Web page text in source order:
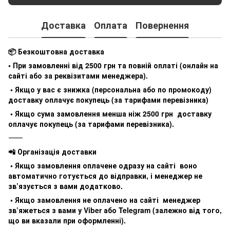
Доставка Оплата Повернення
📦 Безкоштовна доставка
• При замовленні від 2500 грн та повній оплаті (онлайн на
сайті або за реквізитами менеджера).
• Якщо у вас є знижка (персональна або по промокоду)
доставку оплачує покупець (за тарифами перевізника)
• Якщо сума замовлення менша ніж 2500 грн доставку
оплачує покупець (за тарифами перевізника).
⸻
📲 Організація доставки
• Якщо замовлення оплачене одразу на сайті воно
автоматично готується до відправки, і менеджер не
зв’язується з вами додатково.
• Якщо замовлення не оплачено на сайті менеджер
зв’яжеться з вами у Viber або Telegram (залежно від того,
що ви вказали при оформленні).